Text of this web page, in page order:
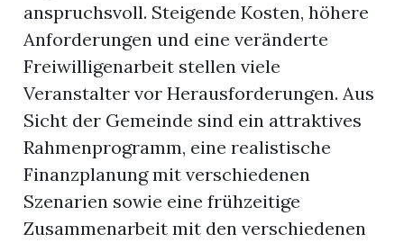
anspruchsvoll. Steigende Kosten, höhere
Anforderungen und eine veränderte
Freiwilligenarbeit stellen viele
Veranstalter vor Herausforderungen. Aus
Sicht der Gemeinde sind ein attraktives
Rahmenprogramm, eine realistische
Finanzplanung mit verschiedenen
Szenarien sowie eine frühzeitige
Zusammenarbeit mit den verschiedenen